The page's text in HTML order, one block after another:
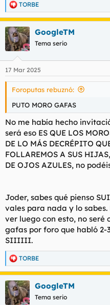
R
e
a
c
c
i
e
s
TORBE
GoogleTM
Tema serio
17 Mar 2025
Foroputas rebuznó:
PUTO MORO GAFAS
No me había hecho
será eso ES QUE LOS
DE LO MÁS DECRÉPITO
FOLLAREMOS A SUS
DE OJOS AZULES, no
Joder, sabes qué pienso
vales para nada y lo
ver luego con esto, no seré
gafas por foro que habló 2-
SIIIIII.
R
e
a
c
c
i
TORBE
GoogleTM
Tema serio